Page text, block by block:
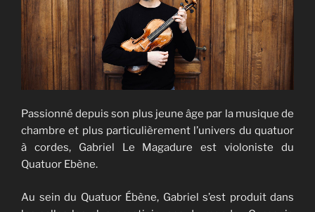
Passionné depuis son plus jeune âge par la musique de
chambre et plus particulièrement l’univers du quatuor
à cordes, Gabriel Le Magadure est violoniste du
Quatuor Ebène.
Au sein du Quatuor Ébène, Gabriel s’est produit dans